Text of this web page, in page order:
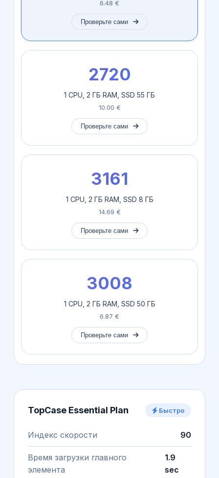
6.48 €
Проверьте сами
2720
1 CPU, 2 ГБ RAM, SSD 55 ГБ
10.00 €
Проверьте сами
3161
1 CPU, 2 ГБ RAM, SSD 8 ГБ
14.69 €
Проверьте сами
3008
1 CPU, 2 ГБ RAM, SSD 50 ГБ
6.87 €
Проверьте сами
TopCase Essential Plan Быстро
Индекс скорости 90
Время загрузки главного
элемента
1.9
sec